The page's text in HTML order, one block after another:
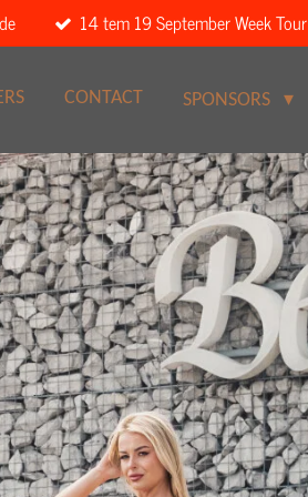
14 tem 19 September Week Tour
CONTACT SPONSORS